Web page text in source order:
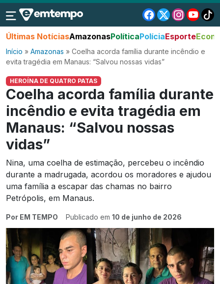
Últimas NotíciasAmazonasPolíticaPolíciaEsporte
Início » Amazonas » Coelha acorda família durante incêndio e
evita tragédia em Manaus: “Salvou nossas vidas”
HEROÍNA DE QUATRO PATAS
Coelha acorda família durante
incêndio e evita tragédia em
Manaus: “Salvou nossas
vidas”
Nina, uma coelha de estimação, percebeu o incêndio
durante a madrugada, acordou os moradores e ajudou
uma família a escapar das chamas no bairro
Petrópolis, em Manaus.
Por EM TEMPO Publicado em 10 de junho de 2026